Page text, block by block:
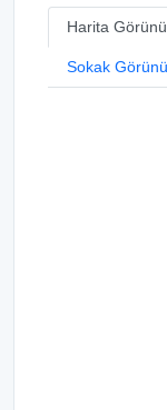
Harita
Sokak